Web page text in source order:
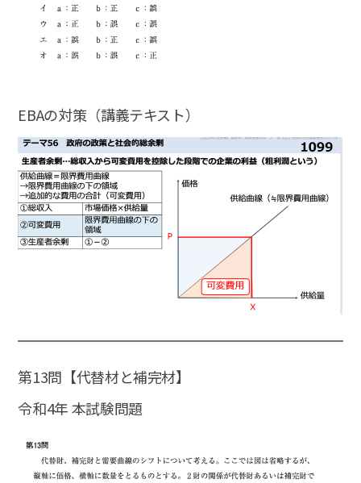
EBAの対策（講義テキスト）
第13問【代替材と補完材】
令和4年 本試験問題